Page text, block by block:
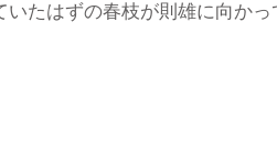
たはずの春枝が則雄に向か